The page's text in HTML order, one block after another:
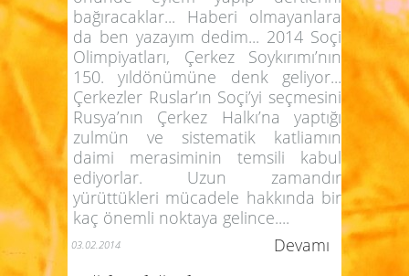
bağıracaklar... Haberi olmayanlara
da ben yazayım dedim... 2014 Soçi
Olimpiyatları, Çerkez Soykırımı’nın
150. yıldönümüne denk geliyor...
Çerkezler Ruslar’ın Soçi’yi seçmesini
Rusya’nın Çerkez Halkı’na yaptığı
zulmün ve sistematik katliamın
daimi merasiminin temsili kabul
ediyorlar. Uzun zamandır
yürüttükleri mücadele hakkında bir
kaç önemli noktaya gelince....
03.02.2014 Devamı